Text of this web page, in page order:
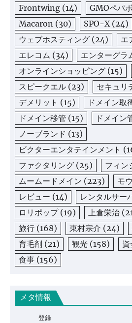
Frontwing (14) GMOペパボ
Macaron (30) SPO-X(24)
ウェブホスティング (24) エ
エレコム (34) エンターグラ
オンラインショッピング (15)
スピークエル (23) セキュリ
デメリット (15) ドメイン取
ドメイン移管 (15) ドメイン
ノーブランド (13)
ビクターエンタテインメント
ファクタリング (25) フィン
ムームードメイン (223) モ
レビュー (14) レンタルサー
ロリポップ(19) 上倉栄治
旅行 (168) 東村宗介 (24)
育毛剤 (21) 観光 (158) 資
食事 (156)
メタ情報
登録